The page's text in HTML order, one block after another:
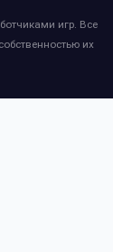
игр. Все
их